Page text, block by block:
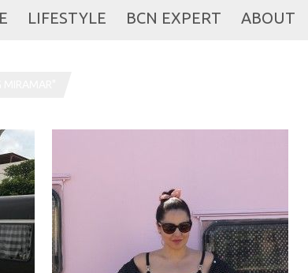
LIFESTYLE BCN EXPERT ABOUT